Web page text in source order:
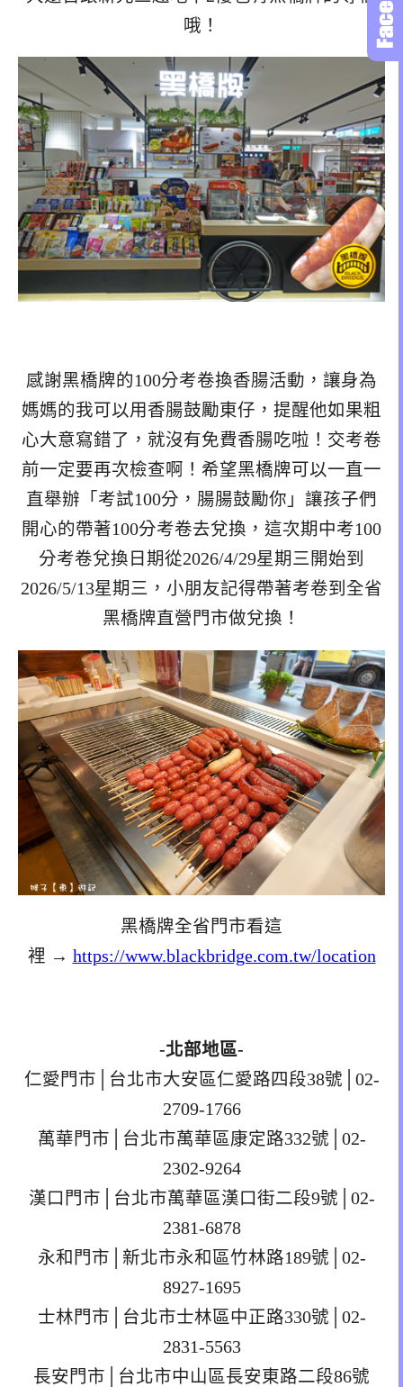
哦！
感謝黑橋牌的100分考卷換香腸活動，讓身為
媽媽的我可以用香腸鼓勵東仔，提醒他如果粗
心大意寫錯了，就沒有免費香腸吃啦！交考卷
前一定要再次檢查啊！希望黑橋牌可以一直一
直舉辦「考試100分，腸腸鼓勵你」讓孩子們
開心的帶著100分考卷去兌換，這次期中考100
分考卷兌換日期從2026/4/29星期三開始到
2026/5/13星期三，小朋友記得帶著考卷到全省
黑橋牌直營門市做兌換！
黑橋牌全省門市看這
裡 → https://www.blackbridge.com.tw/location
-北部地區-
仁愛門市│台北市大安區仁愛路四段38號│02-
2709-1766
萬華門市│台北市萬華區康定路332號│02-
2302-9264
漢口門市│台北市萬華區漢口街二段9號│02-
2381-6878
永和門市│新北市永和區竹林路189號│02-
8927-1695
士林門市│台北市士林區中正路330號│02-
2831-5563
長安門市│台北市中山區長安東路二段86號